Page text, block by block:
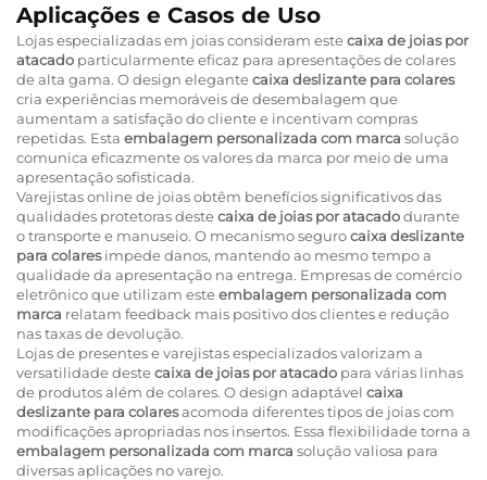
Aplicações e Casos de Uso
Lojas especializadas em joias consideram estecaixa de joias por
atacado particularmente eficaz para apresentações de colares
de alta gama. O design elegantecaixa deslizante para colares
cria experiências memoráveis de desembalagem que
aumentam a satisfação do cliente e incentivam compras
repetidas. Esta embalagem personalizada com marca solução
comunica eficazmente os valores da marca por meio de uma
apresentação sofisticada.
Varejistas online de joias obtêm benefícios significativos das
qualidades protetoras destecaixa de joias por atacadodurante
o transporte e manuseio. O mecanismo segurocaixa deslizante
para colaresimpede danos, mantendo ao mesmo tempo a
qualidade da apresentação na entrega. Empresas de comércio
eletrônico que utilizam esteembalagem personalizada com
marca relatam feedback mais positivo dos clientes e redução
nas taxas de devolução.
Lojas de presentes e varejistas especializados valorizam a
versatilidade destecaixa de joias por atacado para várias linhas
de produtos além de colares. O design adaptável caixa
deslizante para colaresacomoda diferentes tipos de joias com
modificações apropriadas nos insertos. Essa flexibilidade torna a
embalagem personalizada com marca solução valiosa para
diversas aplicações no varejo.